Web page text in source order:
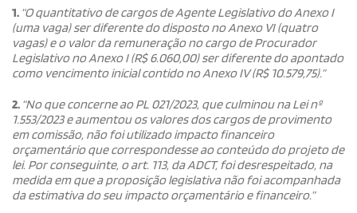
1. “O quantitativo de cargos de Agente Legislativo do Anexo I
(uma vaga) ser diferente do disposto no Anexo VI (quatro
vagas) e o valor da remuneração no cargo de Procurador
Legislativo no Anexo I (R$ 6.060,00) ser diferente do apontado
como vencimento inicial contido no Anexo IV (R$ 10.579,75).”
2. “No que concerne ao PL 021/2023, que culminou na Lei nº
1.553/2023 e aumentou os valores dos cargos de provimento
em comissão, não foi utilizado impacto financeiro
orçamentário que correspondesse ao conteúdo do projeto de
lei. Por conseguinte, o art. 113, da ADCT, foi desrespeitado, na
medida em que a proposição legislativa não foi acompanhada
da estimativa do seu impacto orçamentário e financeiro.”